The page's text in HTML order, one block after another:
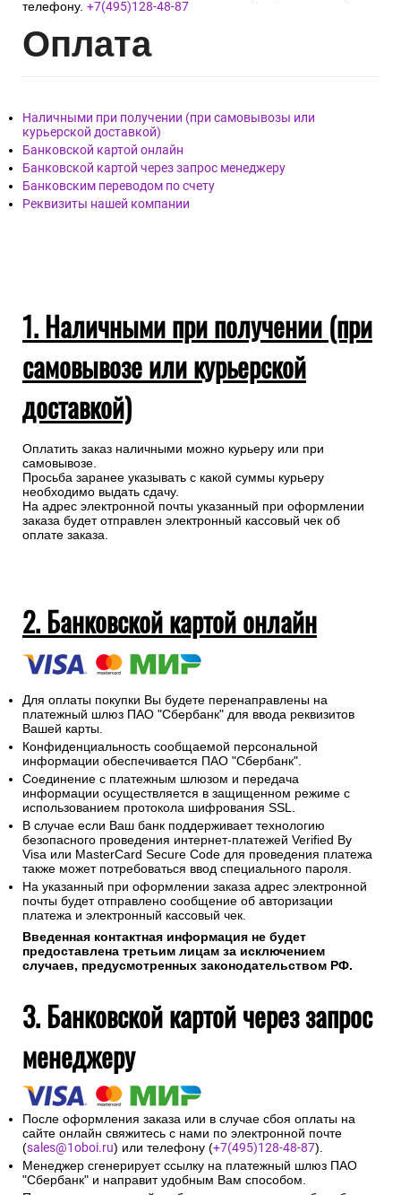
телефону. +7(495)128-48-87
Оплата
Наличными при получении (при самовывозы или
курьерской доставкой)
Банковской картой онлайн
Банковской картой через запрос менеджеру
Банковским переводом по счету
Реквизиты нашей компании
1. Наличными при получении (при
самовывозе или курьерской
доставкой)
Оплатить заказ наличными можно курьеру или при
самовывозе.
Просьба заранее указывать с какой суммы курьеру
необходимо выдать сдачу.
На адрес электронной почты указанный при оформлении
заказа будет отправлен электронный кассовый чек об
оплате заказа.
2. Банковской картой онлайн
Для оплаты покупки Вы будете перенаправлены на
платежный шлюз ПАО "Сбербанк" для ввода реквизитов
Вашей карты.
Конфиденциальность сообщаемой персональной
информации обеспечивается ПАО "Сбербанк".
Соединение с платежным шлюзом и передача
информации осуществляется в защищенном режиме с
использованием протокола шифрования SSL.
В случае если Ваш банк поддерживает технологию
безопасного проведения интернет-платежей Verified By
Visa или MasterCard Secure Code для проведения платежа
также может потребоваться ввод специального пароля.
На указанный при оформлении заказа адрес электронной
почты будет отправлено сообщение об авторизации
платежа и электронный кассовый чек.
Введенная контактная информация не будет
предоставлена третьим лицам за исключением
случаев, предусмотренных законодательством РФ.
3. Банковской картой через запрос
менеджеру
После оформления заказа или в случае сбоя оплаты на
сайте онлайн свяжитесь с нами по электронной почте
(sales@1oboi.ru) или телефону (+7(495)128-48-87).
Менеджер сгенерирует ссылку на платежный шлюз ПАО
"Сбербанк" и направит удобным Вам способом.